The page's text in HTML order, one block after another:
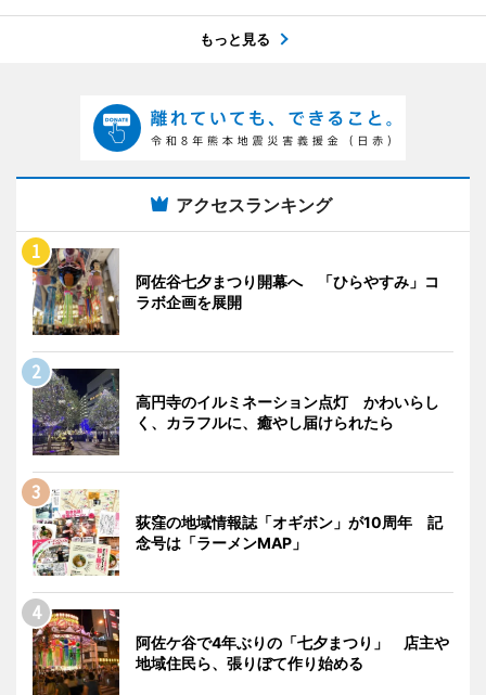
もっと見る
アクセスランキング
阿佐谷七夕まつり開幕へ 「ひらやすみ」コ
ラボ企画を展開
高円寺のイルミネーション点灯 かわいらし
く、カラフルに、癒やし届けられたら
荻窪の地域情報誌「オギボン」が10周年 記
念号は「ラーメンMAP」
阿佐ケ谷で4年ぶりの「七夕まつり」 店主や
地域住民ら、張りぼて作り始める